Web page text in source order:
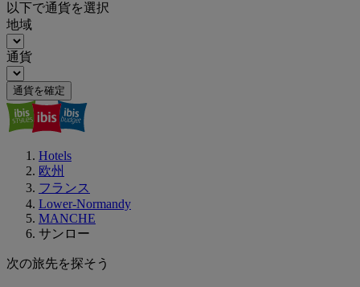
以下で通貨を選択
地域
通貨
通貨を確定
Hotels
欧州
フランス
Lower-Normandy
MANCHE
サンロー
次の旅先を探そう